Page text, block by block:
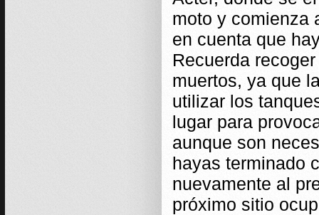
moto y comienza
en cuenta que
Recuerda
muertos, ya que
utilizar los
lugar para
aunque son
hayas terminado
nuevamente al
próximo sitio